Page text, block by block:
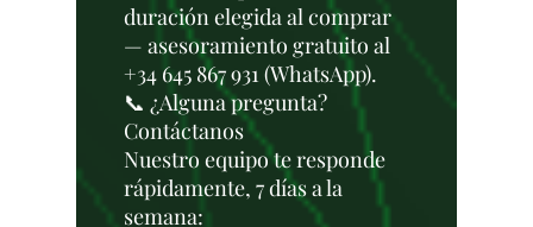
duración elegida al comprar
— asesoramiento gratuito al
+34 645 867 931 (WhatsApp).
📞 ¿Alguna pregunta?
Contáctanos
Nuestro equipo te responde
rápidamente, 7 días a la
semana: